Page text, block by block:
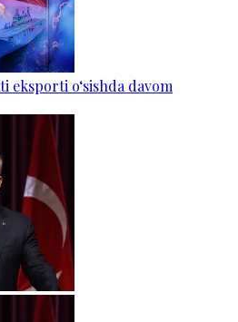
eksporti o‘sishda davom